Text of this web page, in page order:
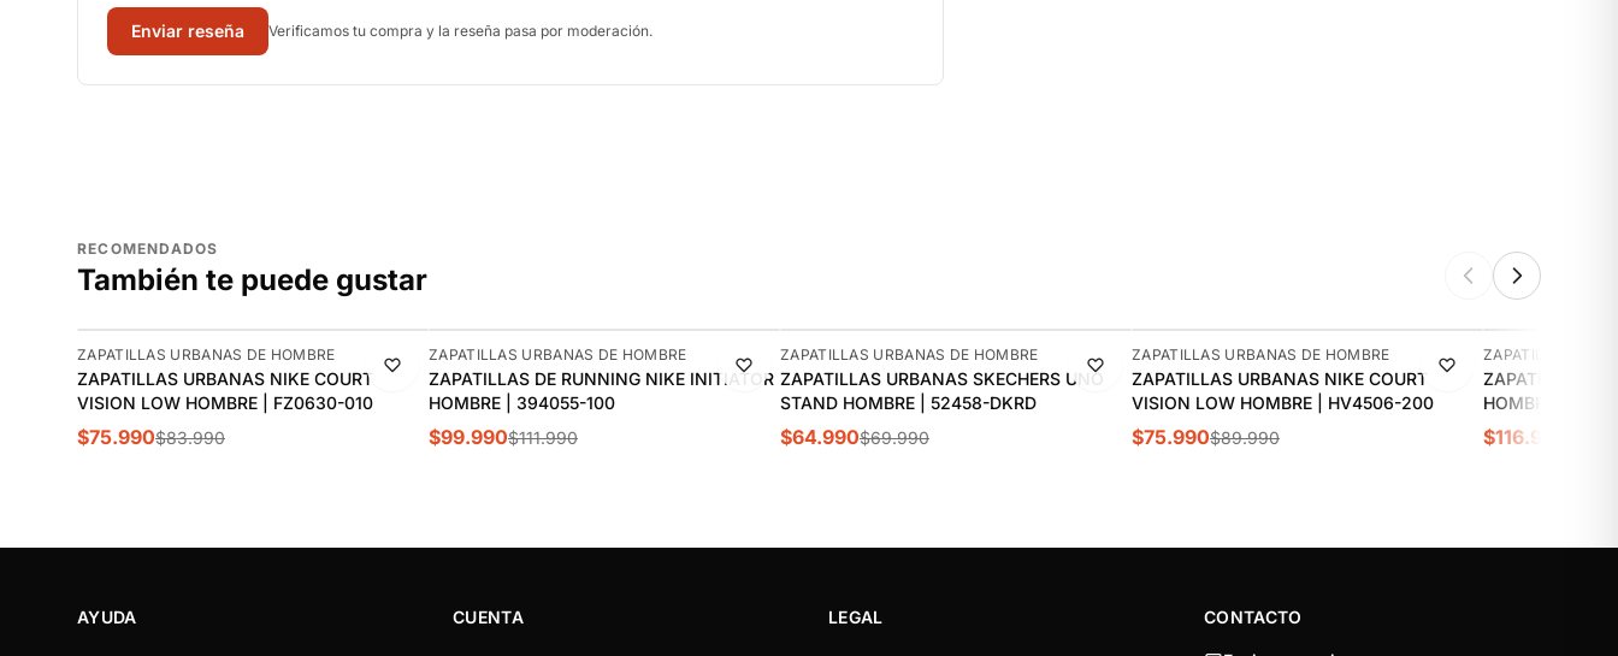
Enviar reseña Verificamos tu compra y la reseña pasa por moderación.
RECOMENDADOS
También te puede gustar
-10%
ZAPATILLAS URBANAS DE HOMBRE
ZAPATILLAS URBANAS NIKE COURT
VISION LOW HOMBRE | FZ0630-010
$75.990$83.990
-11%
ZAPATILLAS URBANAS DE HOMBRE
ZAPATILLAS DE RUNNING NIKE INITIATOR
HOMBRE | 394055-100
$99.990$111.990
-7%
ZAPATILLAS URBANAS DE HOMBRE
ZAPATILLAS URBANAS SKECHERS UNO
STAND HOMBRE | 52458-DKRD
$64.990$69.990
-16%
ZAPATILLAS URBANAS DE HOMBRE
ZAPATILLAS URBANAS NIKE COURT
VISION LOW HOMBRE | HV4506-200
$75.990$89.990
-10%
ZAPATILLAS
ZAPATILLAS
HOMBRE |
$116.990
AYUDA CUENTA LEGAL CONTACTO